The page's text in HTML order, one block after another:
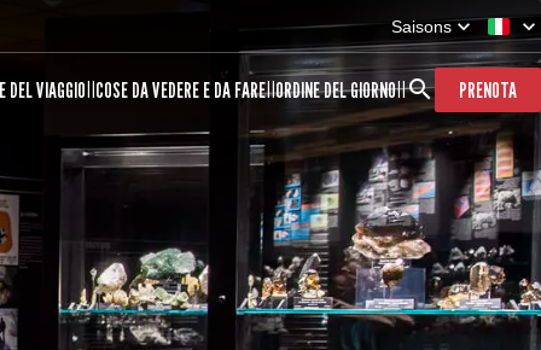
Saisons
DEL VIAGGIO COSE DA VEDERE E DA FARE ORDINE DEL GIORNO PRENOTA